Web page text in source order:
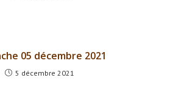
05 décembre 2021
5 décembre 2021